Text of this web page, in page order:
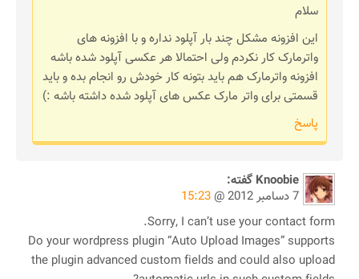
سلام
این افزونه مشکل چند بار آپلود نداره و با افزونه های
واترمارک کار نکردم ولی احتمالا هر عکسی آپلود شده باشه
افزونه واترمارک هم باید بتونه کار خودش رو انجام بده و باید
قسمتی برای واتر مارک عکس های آپلود شده داشته باشه :)
پاسخ
Knoobie گفته:
7 دسامبر 2012 @
15:23
Sorry, I can’t use your contact form.
Do your wordpress plugin “Auto Upload Images” supports
the plugin advanced custom fields and could also upload